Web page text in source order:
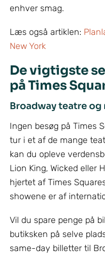
enhver smag.
Læs også artiklen:
New York
De vigtigste
på Times
Broadway teatre og
Ingen besøg på Times
tur i et af de mange
kan du opleve
Lion King, Wicked eller
hjertet af Times
showene er af
Vil du spare penge på
butiksken på selve
same-day billetter til